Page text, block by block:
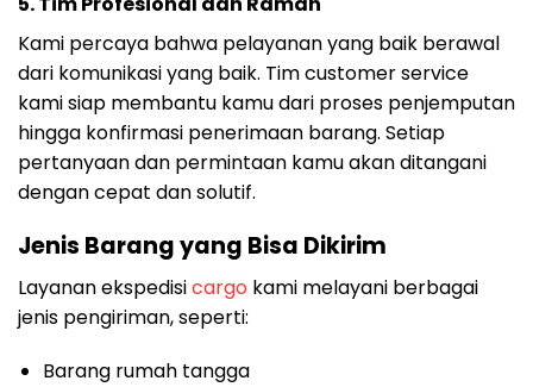
Kami percaya bahwa pelayanan yang baik berawal
dari komunikasi yang baik. Tim customer service
kami siap membantu kamu dari proses penjemputan
hingga konfirmasi penerimaan barang. Setiap
pertanyaan dan permintaan kamu akan ditangani
dengan cepat dan solutif.
Jenis Barang yang Bisa Dikirim
Layanan ekspedisicargo kami melayani berbagai
jenis pengiriman, seperti:
Barang rumah tangga